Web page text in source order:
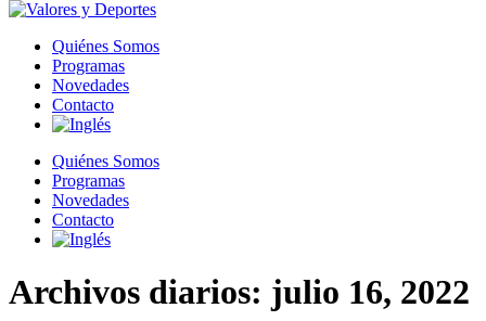
Quiénes Somos
Programas
Novedades
Contacto
Quiénes Somos
Programas
Novedades
Contacto
Archivos diarios: julio 16, 2022